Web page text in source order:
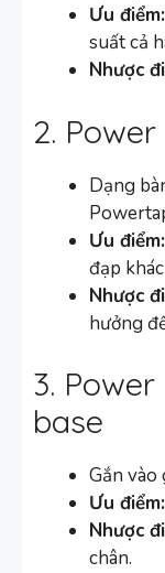
Ưu điểm:
suất cả
Nhược
2.
Dạng
Ưu điểm:
đạp
Nhược
hưởng
3.
base
Gắn vào
Ưu điểm:
Nhược
chân.